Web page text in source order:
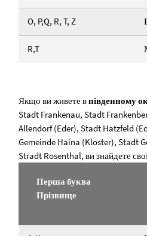
O, P,Q, R, T, Z
R,T
Якщо ви живете впівденному
Stadt Frankenau, Stadt
Allendorf (Eder), Stadt Hatzfeld
Gemeinde Haina (Kloster), Stadt
Stradt Rosenthal, ви знайдете
Перша буква
Прізвище